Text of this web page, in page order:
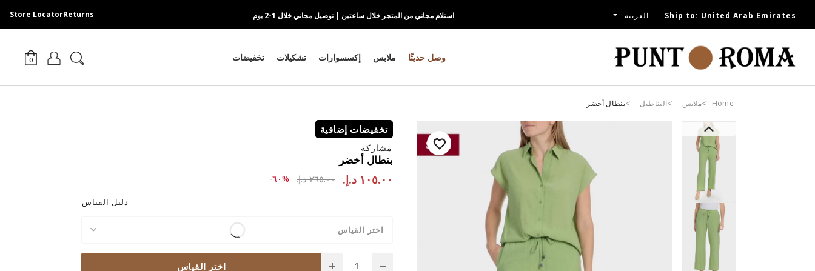
Ship to: United Arab Emirates العربية الآن استلام مجاني من المتجر خلال ساعتين | توصيل مجاني خلال 1-2 يوم Returns
Store Locator
وصل حديثًا ملابس إكسسوارات تشكيلات تخفيضات 0
Home ملابس البناطيل بنطال أخضر
تخفيضات إضافية
مشاركة
بنطال أخضر
١٠٥.٠٠ د.إ.‏ Price reduced from
٢٦٥.٠٠ د.إ.‏ to ١٠٥.٠٠ د.إ.‏%٦٠-
دليل القياس
اختر القياس
اختر القياس